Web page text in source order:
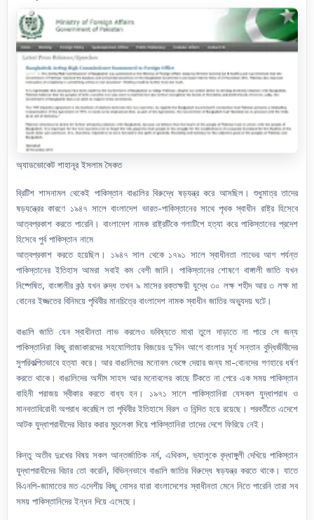
অ্যাডভোকেট শাহানূর ইসলাম সৈকত
ব্রিটিশ শাসনামল থেকেই পাকিস্তান বাঙালির বিরুদ্ধে ষড়যন্ত্র করে আসছিল। শুধুমাত্র তাদের
ষড়যন্ত্রের কারণে ১৯৪৭ সালে বাংলাদেশ ভারত-পাকিস্তানের সাথে পৃথক স্বাধীন রাষ্ট্র হিসেবে
আত্বপ্রকাশ করতে পারেনি। বাংলাদেশ নামক রাষ্ট্রটিকে গলাটিপে হত্যা করে পাকিস্তানের প্রদেশ
হিসেবে পুর্ব পাকিস্তান নামে
আত্বপ্রকাশ করতে হয়েছিল। ১৯৪৭ সাল থেকে ১৭৯১ সালে স্বাধীনতা লাভের আগ পর্যন্ত
পাকিস্তানের ইতিহাস আমরা সবাই কম বেশী জানি। পাকিস্তানের শোষণে বাঙ্গালী জাতি যখন
নিষ্পেষিত, বাংঙ্গালীর কন্ঠ যখন রুদ্ধ তখন ৯ মাসের রক্তক্ষয়ী যুদ্ধে ৩০ লক্ষ শহীদ আর ৩ লক্ষ মা
বোনের ইজ্জতের বিনিময়ে পৃথিবীর মানচিত্রে বাংলাদেশ নামক স্বাধীন জাতির অভ্যুদয় ঘটে।
বাঙালি জাতি যেন স্বাধীনতা লাভ করলেও ভবিষ্যতে মাথা তুলে দাড়াতে না পারে সে জন্য
পাকিস্তানিরা কিছু রাজাকারদের সহযোগিতায় বিজয়ের দু’দিন আগে বাংলার সূর্য সন্তান বুদ্ধিজীবীদের
সুপরিকল্পিতভাবে হত্যা করে। আর বাঙালিদের মনোবল ভেঙ্গে দেয়ার জন্য মা-বোনদের গণহারে ধর্ষণ
করতে থাকে। বাঙালিদের অসীম সাহস আর মনোবলের কাছে টিকতে না পেরে এক সময় পাকিস্তান
বাহিনী পরাজয় স্বীকার করতে বাধ্য হন। ১৯৭১ সালে পাকিস্তানিরা যেসকল যুদ্ধাপরাধ ও
মানবতাবিরোধী অপরাধ করেছিল তা পৃথিবীর ইতিহাসে বিরল ও নিন্দিত হয়ে রয়েছে। পরবর্তীতে এদেশে
আটক যুদ্ধাপরাধীদের বিচার করার মুচলেকা দিয়ে পাকিস্তানিরা তাদের দেশে ফিরিয়ে নেই।
কিন্তু অতীব দুঃখের বিষয় সকল আন্তর্জাতিক নর্ম, এথিকস, ভ্যালুকে বৃদ্ধাঙ্গুলী দেখিয়ে পাকিস্তান
যুদ্ধাপরাধীদের বিচার তো করেনি, বিভিন্নভাবে বাঙালি জাতির বিরুদ্ধে ষড়যন্ত্র করতে থাকে। যাতে
বিএনপি-জামাতের মত এদেশীয় কিছু দোসর যারা বাংলাদেশের স্বাধীনতা মেনে নিতে পারেনি তারা সব
সময় পাকিস্তানিদের ইন্ধন দিয়ে এসেছে।